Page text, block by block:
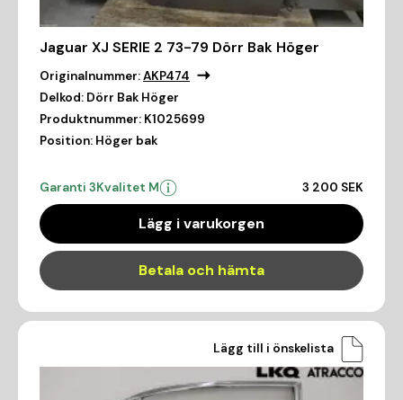
Jaguar XJ SERIE 2 73-79 Dörr Bak Höger
Originalnummer:AKP474
Delkod: Dörr Bak Höger
Produktnummer: K1025699
Position: Höger bak
Garanti 3Kvalitet M 3 200 SEK
Lägg i varukorgen
Betala och hämta
Lägg till i önskelista